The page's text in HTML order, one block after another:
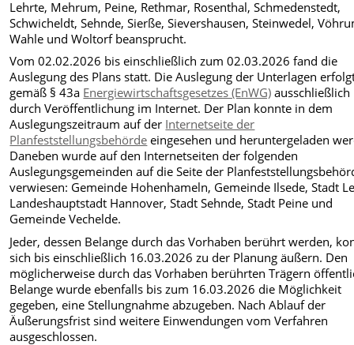
Lehrte, Mehrum, Peine, Rethmar, Rosenthal, Schmedenstedt,
Schwicheldt, Sehnde, Sierße, Sievershausen, Steinwedel,
Wahle und Woltorf beansprucht.
Vom 02.02.2026 bis einschließlich zum 02.03.2026 fand die
Auslegung des Plans statt. Die Auslegung der Unterlagen
gemäß § 43a Energiewirtschaftsgesetzes (EnWG) ausschließlich
durch Veröffentlichung im Internet. Der Plan konnte in dem
Auslegungszeitraum auf der Internetseite der
Planfeststellungsbehörde eingesehen und heruntergeladen
Daneben wurde auf den Internetseiten der folgenden
Auslegungsgemeinden auf die Seite der
verwiesen: Gemeinde Hohenhameln, Gemeinde Ilsede, Stadt
Landeshauptstadt Hannover, Stadt Sehnde, Stadt Peine und
Gemeinde Vechelde.
Jeder, dessen Belange durch das Vorhaben berührt werden,
sich bis einschließlich 16.03.2026 zu der Planung äußern. Den
möglicherweise durch das Vorhaben berührten Trägern
Belange wurde ebenfalls bis zum 16.03.2026 die Möglichkeit
gegeben, eine Stellungnahme abzugeben. Nach Ablauf der
Äußerungsfrist sind weitere Einwendungen vom Verfahren
ausgeschlossen.